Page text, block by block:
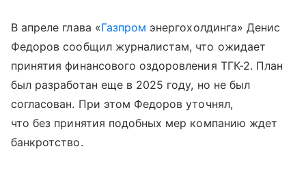
В апреле глава «Газпром энергохолдинга» Денис
Федоров сообщил журналистам, что ожидает
принятия финансового оздоровления ТГК-2. План
был разработан еще в 2025 году, но не был
согласован. При этом Федоров уточнял,
что без принятия подобных мер компанию ждет
банкротство.